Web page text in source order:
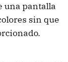
una pantalla
sin que